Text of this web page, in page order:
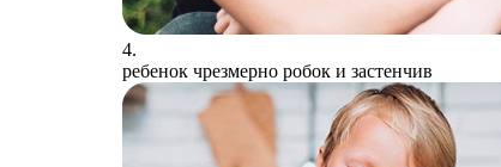
4.
ребенок чрезмерно робок и застенчив